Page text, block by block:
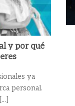
y por qué
ya
personal.